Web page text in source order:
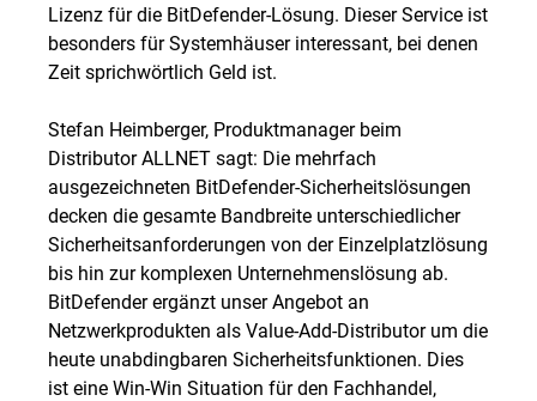
Lizenz für die BitDefender-Lösung. Dieser Service ist
besonders für Systemhäuser interessant, bei denen
Zeit sprichwörtlich Geld ist.
Stefan Heimberger, Produktmanager beim
Distributor ALLNET sagt: Die mehrfach
ausgezeichneten BitDefender-Sicherheitslösungen
decken die gesamte Bandbreite unterschiedlicher
Sicherheitsanforderungen von der Einzelplatzlösung
bis hin zur komplexen Unternehmenslösung ab.
BitDefender ergänzt unser Angebot an
Netzwerkprodukten als Value-Add-Distributor um die
heute unabdingbaren Sicherheitsfunktionen. Dies
ist eine Win-Win Situation für den Fachhandel,